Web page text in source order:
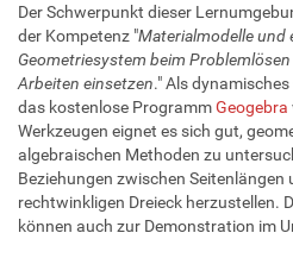
Der Schwerpunkt dieser
der Kompetenz "Materialmodelle und
Geometriesystem beim
Arbeiten einsetzen." Als
das kostenlose ProgrammGeogebra
Werkzeugen eignet es sich gut,
algebraischen Methoden zu
Beziehungen zwischen Seitenlängen
rechtwinkligen Dreieck herzustellen.
können auch zur Demonstration im